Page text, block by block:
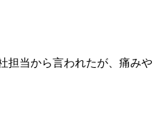
担当から言われたが、痛みや